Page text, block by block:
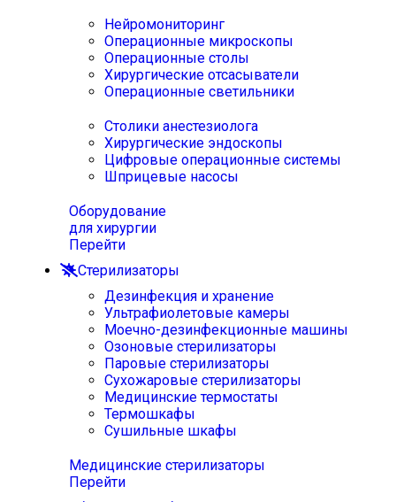
Нейромониторинг
Операционные микроскопы
Операционные столы
Хирургические отсасыватели
Операционные светильники
Столики анестезиолога
Хирургические эндоскопы
Цифровые операционные системы
Шприцевые насосы
Оборудование
для хирургии
Перейти
Стерилизаторы
Дезинфекция и хранение
Ультрафиолетовые камеры
Моечно-дезинфекционные машины
Озоновые стерилизаторы
Паровые стерилизаторы
Сухожаровые стерилизаторы
Медицинские термостаты
Термошкафы
Сушильные шкафы
Медицинские стерилизаторы
Перейти